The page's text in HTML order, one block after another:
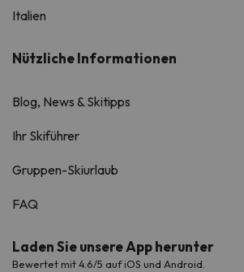
Italien
Nützliche Informationen
Blog, News & Skitipps
Ihr Skiführer
Gruppen-Skiurlaub
FAQ
Laden Sie unsere App herunter
Bewertet mit 4.6/5 auf iOS und Android.